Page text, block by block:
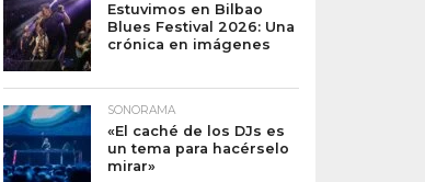
Estuvimos en Bilbao
Blues Festival 2026: Una
crónica en imágenes
SONORAMA
«El caché de los DJs es
un tema para hacérselo
mirar»